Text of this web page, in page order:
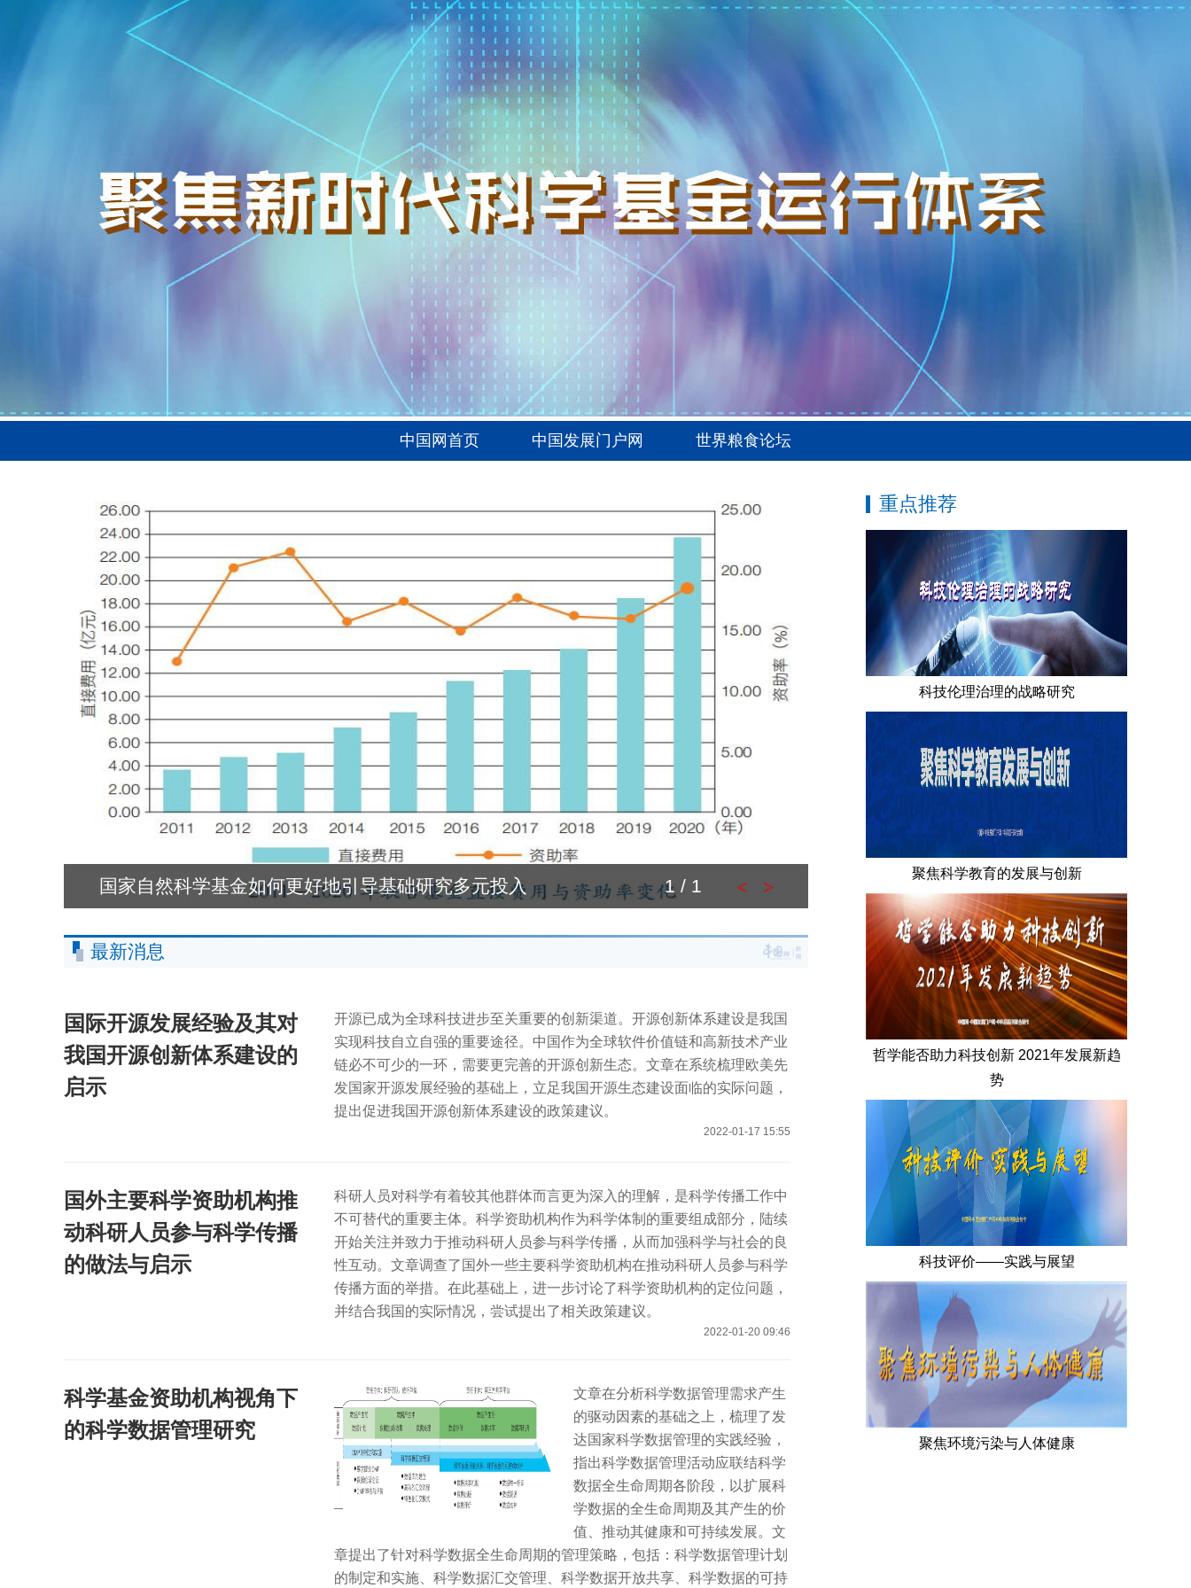
中国网首页 中国发展门户网 世界粮食论坛
国家自然科学基金如何更好地引导基础研究多元投入 1 / 1
最新消息
国际开源发展经验及其对
我国开源创新体系建设的
启示
开源已成为全球科技进步至关重要的创新渠道。开源创新体系建设是我国
实现科技自立自强的重要途径。中国作为全球软件价值链和高新技术产业
链必不可少的一环，需要更完善的开源创新生态。文章在系统梳理欧美先
发国家开源发展经验的基础上，立足我国开源生态建设面临的实际问题，
提出促进我国开源创新体系建设的政策建议。
2022-01-17 15:55
国外主要科学资助机构推
动科研人员参与科学传播
的做法与启示
科研人员对科学有着较其他群体而言更为深入的理解，是科学传播工作中
不可替代的重要主体。科学资助机构作为科学体制的重要组成部分，陆续
开始关注并致力于推动科研人员参与科学传播，从而加强科学与社会的良
性互动。文章调查了国外一些主要科学资助机构在推动科研人员参与科学
传播方面的举措。在此基础上，进一步讨论了科学资助机构的定位问题，
并结合我国的实际情况，尝试提出了相关政策建议。
2022-01-20 09:46
科学基金资助机构视角下
的科学数据管理研究
文章在分析科学数据管理需求产生
的驱动因素的基础之上，梳理了发
达国家科学数据管理的实践经验，
指出科学数据管理活动应联结科学
数据全生命周期各阶段，以扩展科
学数据的全生命周期及其产生的价
值、推动其健康和可持续发展。文
章提出了针对科学数据全生命周期的管理策略，包括：科学数据管理计划
的制定和实施、科学数据汇交管理、科学数据开放共享、科学数据的可持
重点推荐
科技伦理治理的战略研究
聚焦科学教育的发展与创新
哲学能否助力科技创新 2021年发展新趋
势
科技评价——实践与展望
聚焦环境污染与人体健康